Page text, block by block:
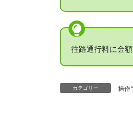
往路通行料に金
カテゴリー 操作